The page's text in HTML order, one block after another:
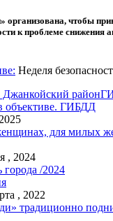
организована, чтобы
к проблеме снижения
Неделя
район
объективе. ГИБДД
для милых
, 2024
/2024
, 2022
традиционно